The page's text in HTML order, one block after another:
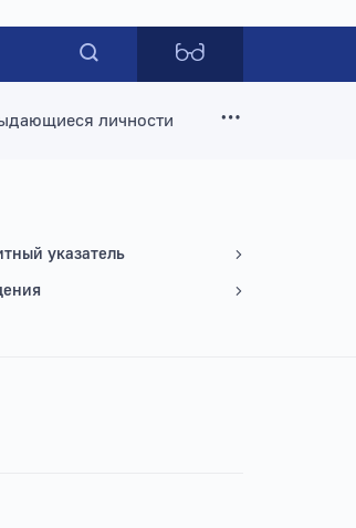
личности
указатель